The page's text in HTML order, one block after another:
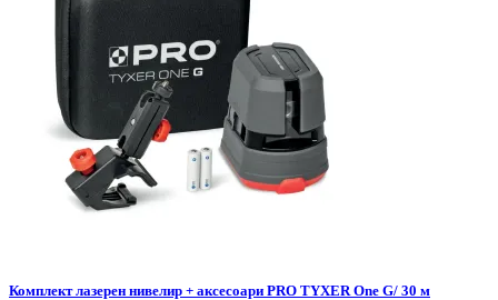
Комплект лазерен нивелир + аксесоари PRO TYXER One G/ 30 м